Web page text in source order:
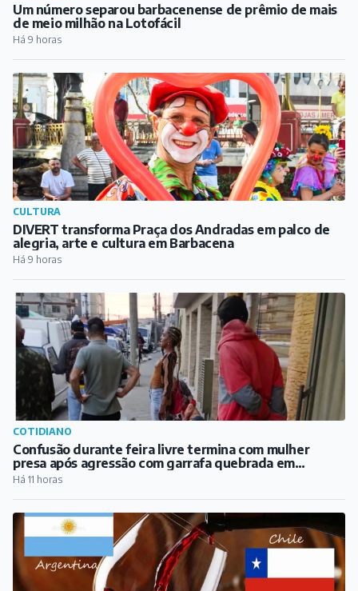
Um número separou barbacenense de prêmio de mais
de meio milhão na Lotofácil
Há 9 horas
CULTURA
DIVERT transforma Praça dos Andradas em palco de
alegria, arte e cultura em Barbacena
Há 9 horas
COTIDIANO
Confusão durante feira livre termina com mulher
presa após agressão com garrafa quebrada em
Barbacena
Há 11 horas